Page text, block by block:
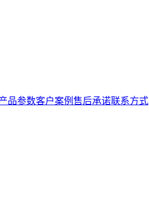
品参数客户案例 售后承诺联系方式